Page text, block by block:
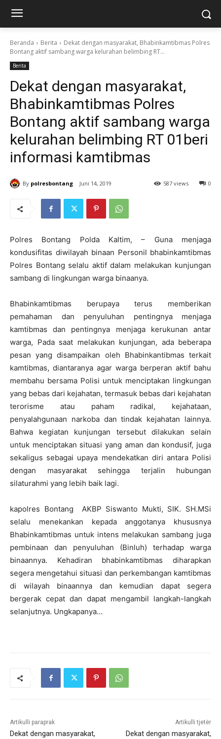
Beranda Berita
Dekat dengan masyarakat, Bhabinkamtibmas Polres
Bontang aktif sambang warga kelurahan belimbing RT...
Berita
Dekat dengan masyarakat,
Bhabinkamtibmas Polres
Bontang aktif sambang warga
kelurahan belimbing RT 01beri
informasi kamtibmas
By polresbontang Juni 14, 2019 0
587 views
Polres Bontang Polda Kaltim, – Guna menjaga
kondusifitas diwilayah binaan Personil bhabinkamtibmas
Polres Bontang selalu aktif dalam melakukan kunjungan
sambang di lingkungan warga binaanya.
Bhabinkamtibmas berupaya terus memberikan
pemahaman dan penyuluhan pentingnya menjaga
kamtibmas dan pentingnya menjaga kerukunan antar
warga, Pada saat melakukan kunjungan, ada beberapa
pesan yang disampaikan oleh Bhabinkantibmas terkait
kamtibmas, diantaranya agar warga berperan aktif bahu
membahu bersama Polisi untuk menciptakan lingkungan
yang bebas dari kejahatan, termasuk bebas dari kejahatan
terorisme atau paham radikal, kejahataan,
penyalahgunaan narkoba dan tindak kejahatan lainnya.
Bahwa kegiatan kunjungan tersebut dilakukan selain
untuk menciptakan situasi yang aman dan kondusif, juga
sekaligus sebagai upaya mendekatkan diri antara Polisi
dengan masyarakat sehingga terjalin hubungan
silaturahmi yang lebih baik lagi.
kapolres Bontang AKBP Siswanto Mukti, SIK. SH.MSi
selalu menekankan kepada anggotanya khususnya
Bhabinkamtibmas untuk intens melakukan sambang juga
pembinaan dan penyuluhan (Binluh) terhadap warga
binaannya. Kehadiran bhabinkamtibmas diharapkan
segera mengetahui situasi dan perkembangan kamtibmas
di wilayah binaannya dan kemudian dapat segera
bergerak cepat dan dapat mengambil langkah-langkah
selanjutnya. Ungkapanya…
Artikulli paraprak
Dekat dengan masyarakat,
Artikulli tjetër
Dekat dengan masyarakat,